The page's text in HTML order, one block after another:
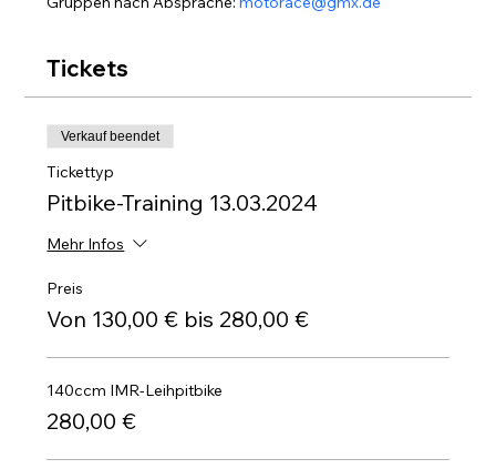
Tickets
Verkauf beendet
Tickettyp
Pitbike-Training 13.03.2024
Mehr Infos
Preis
Von 130,00 € bis 280,00 €
140ccm IMR-Leihpitbike
280,00 €